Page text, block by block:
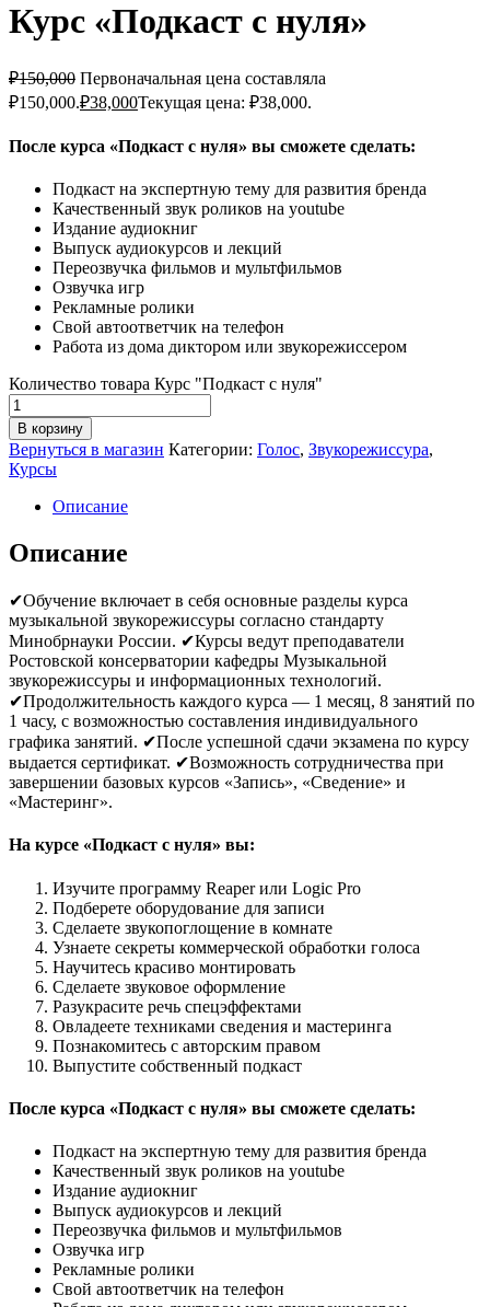
Курс «Подкаст с нуля»
₽150,000 Первоначальная цена составляла
₽150,000.₽38,000Текущая цена: ₽38,000.
После курса «Подкаст с нуля» вы сможете сделать:
Подкаст на экспертную тему для развития бренда
Качественный звук роликов на youtube
Издание аудиокниг
Выпуск аудиокурсов и лекций
Переозвучка фильмов и мультфильмов
Озвучка игр
Рекламные ролики
Свой автоответчик на телефон
Работа из дома диктором или звукорежиссером
Количество товара Курс "Подкаст с нуля"
В корзину
Вернуться в магазин Категории: Голос, Звукорежиссура,
Курсы
Описание
Описание
✔Обучение включает в себя основные разделы курса
музыкальной звукорежиссуры согласно стандарту
Минобрнауки России. ✔Курсы ведут преподаватели
Ростовской консерватории кафедры Музыкальной
звукорежиссуры и информационных технологий.
✔Продолжительность каждого курса — 1 месяц, 8 занятий по
1 часу, с возможностью составления индивидуального
графика занятий. ✔После успешной сдачи экзамена по курсу
выдается сертификат. ✔Возможность сотрудничества при
завершении базовых курсов «Запись», «Сведение» и
«Мастеринг».
На курсе «Подкаст с нуля» вы:
Изучите программу Reaper или Logic Pro
Подберете оборудование для записи
Сделаете звукопоглощение в комнате
Узнаете секреты коммерческой обработки голоса
Научитесь красиво монтировать
Сделаете звуковое оформление
Разукрасите речь спецэффектами
Овладеете техниками сведения и мастеринга
Познакомитесь с авторским правом
Выпустите собственный подкаст
После курса «Подкаст с нуля» вы сможете сделать:
Подкаст на экспертную тему для развития бренда
Качественный звук роликов на youtube
Издание аудиокниг
Выпуск аудиокурсов и лекций
Переозвучка фильмов и мультфильмов
Озвучка игр
Рекламные ролики
Свой автоответчик на телефон